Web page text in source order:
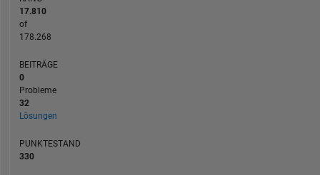
17.810
of
178.268
BEITRÄGE
0
Probleme
32
Lösungen
PUNKTESTAND
330